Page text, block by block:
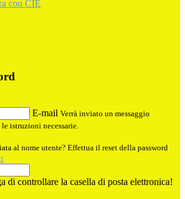
con CIE
E-mail Verrà inviato un messaggio
istruzioni necessarie.
al nome utente? Effettua il reset della password
di controllare la casella di posta elettronica!